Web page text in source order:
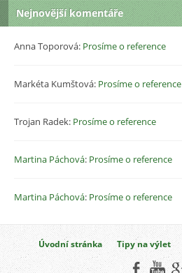
Nejnovější komentáře
Anna Toporová: Prosíme o reference
Markéta Kumštová: Prosíme o reference
Trojan Radek: Prosíme o reference
Martina Páchová: Prosíme o reference
Martina Páchová: Prosíme o reference
Úvodní stránka Tipy na výlet